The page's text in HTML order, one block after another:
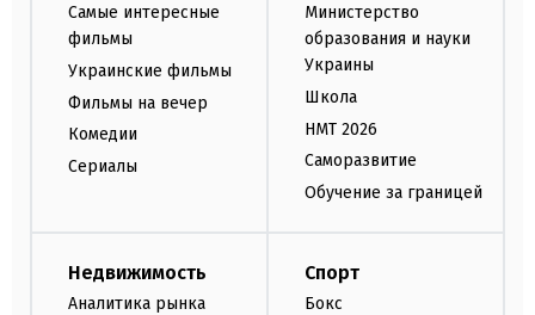
Самые интересные
фильмы
Украинские фильмы
Фильмы на вечер
Комедии
Сериалы
Министерство
образования и науки
Украины
Школа
НМТ 2026
Саморазвитие
Обучение за границей
Недвижимость
Аналитика рынка
Спорт
Бокс